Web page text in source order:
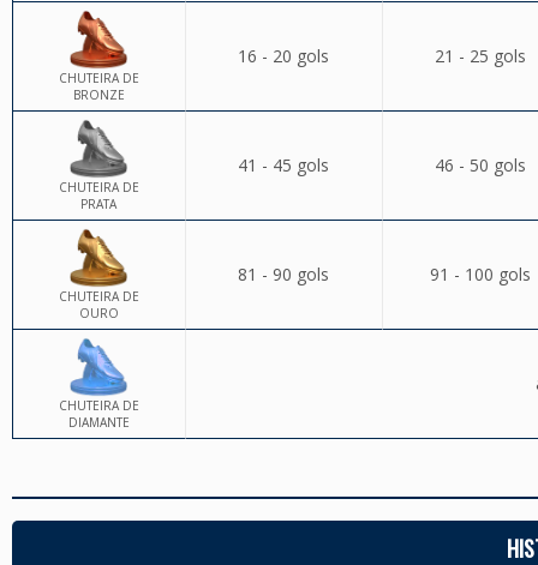
CHUTEIRA DE
BRONZE
16 - 20 gols 21 - 25 gols
CHUTEIRA DE
PRATA
41 - 45 gols 46 - 50 gols
CHUTEIRA DE
OURO
81 - 90 gols 91 - 100 gols
CHUTEIRA DE
DIAMANTE